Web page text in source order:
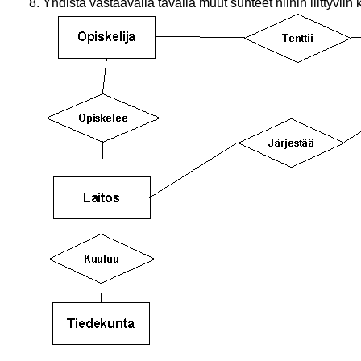
Yhdistä vastaavalla tavalla muut suhteet niihin liittyviin